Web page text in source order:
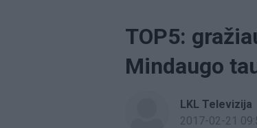
TOP5:
Mindaugo
LKL Televizija
2017-02-21